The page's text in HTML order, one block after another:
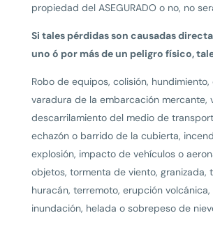
propiedad del ASEGURADO o no, no
Si tales pérdidas son causadas
uno ó por más de un peligro físico,
Robo de equipos, colisión,
varadura de la embarcación mercante,
descarrilamiento del medio de
echazón o barrido de la cubierta,
explosión, impacto de vehículos o
objetos, tormenta de viento, granizada,
huracán, terremoto, erupción volcánica,
inundación, helada o sobrepeso de